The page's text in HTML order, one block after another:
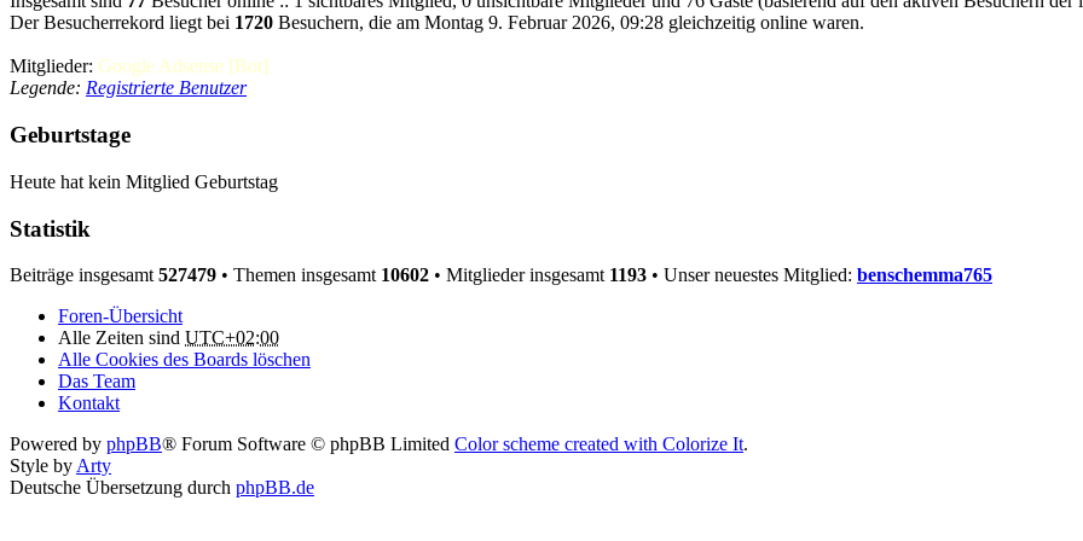
Der Besucherrekord liegt bei 1720 Besuchern, die am Montag 9. Februar 2026, 09:28 gleichzeitig online waren.
Mitglieder: Google Adsense [Bot]
Legende: Registrierte Benutzer
Geburtstage
Heute hat kein Mitglied Geburtstag
Statistik
Beiträge insgesamt 527479 • Themen insgesamt 10602 • Mitglieder insgesamt 1193 • Unser neuestes Mitglied: benschemma765
Foren-Übersicht
Alle Zeiten sind UTC+02:00
Alle Cookies des Boards löschen
Das Team
Kontakt
Powered by phpBB® Forum Software © phpBB Limited Color scheme created with Colorize It.
Style by Arty
Deutsche Übersetzung durch phpBB.de